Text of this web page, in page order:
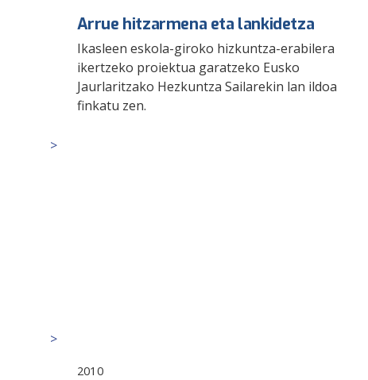
Arrue hitzarmena eta lankidetza
Ikasleen eskola-giroko hizkuntza-erabilera
ikertzeko proiektua garatzeko Eusko
Jaurlaritzako Hezkuntza Sailarekin lan ildoa
finkatu zen.
2010